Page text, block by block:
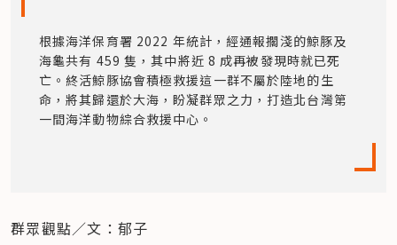
根據海洋保育署 2022 年統計，經通報擱淺的鯨豚及
海龜共有 459 隻，其中將近 8 成再被發現時就已死
亡。終活鯨豚協會積極救援這一群不屬於陸地的生
命，將其歸還於大海，盼凝群眾之力，打造北台灣第
一間海洋動物綜合救援中心。
群眾觀點／文：郁子